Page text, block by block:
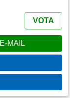
VOTA
E-MAIL